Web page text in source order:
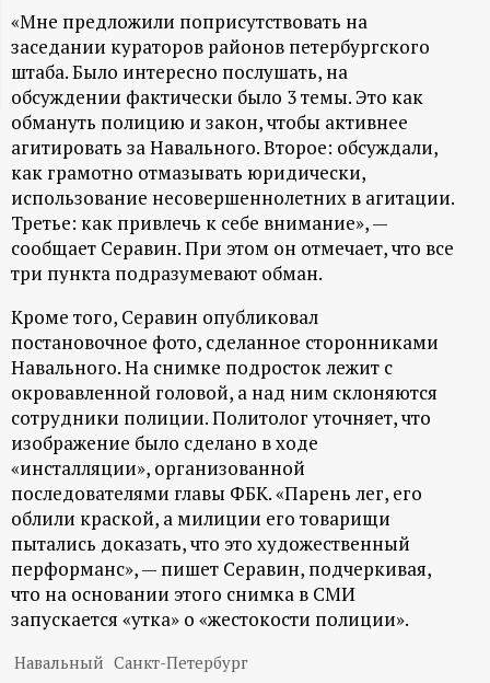
м
а
ц
и
о
н
н
ы
й
п
о
р
т
«Мне предложили поприсутствовать на
заседании кураторов районов петербургского
штаба. Было интересно послушать, на
обсуждении фактически было 3 темы. Это как
обмануть полицию и закон, чтобы активнее
агитировать за Навального. Второе: обсуждали,
как грамотно отмазывать юридически,
использование несовершеннолетних в агитации.
Третье: как привлечь к себе внимание», —
сообщает Серавин. При этом он отмечает, что все
три пункта подразумевают обман.
Кроме того, Серавин опубликовал
постановочное фото, сделанное сторонниками
Навального. На снимке подросток лежит с
окровавленной головой, а над ним склоняются
сотрудники полиции. Политолог уточняет, что
изображение было сделано в ходе
«инсталляции», организованной
последователями главы ФБК. «Парень лег, его
облили краской, а милиции его товарищи
пытались доказать, что это художественный
перформанс», — пишет Серавин, подчеркивая,
что на основании этого снимка в СМИ
запускается «утка» о «жестокости полиции».
Навальный Санкт-Петербург